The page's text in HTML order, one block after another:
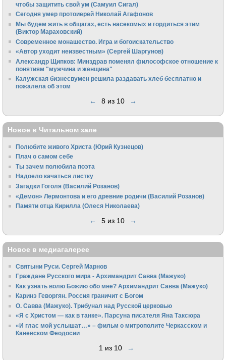
чтобы защитить свой ум (Самуил Сигал)
Сегодня умер протоиерей Николай Агафонов
Мы будем жить в общагах, есть насекомых и гордиться этим
(Виктор Мараховский)
Cовременное монашество. Игра и богоискательство
«Автор уходит неизвестным» (Сергей Шаргунов)
Александр Щипков: Минздрав поменял философское отношение к
понятиям "мужчина и женщина"
Калужская бизнесвумен решила раздавать хлеб бесплатно и
пожалела об этом
← 8 из 10 →
Новое в Читальном зале
Полюбите живого Христа (Юрий Кузнецов)
Плач о самом себе
Ты зачем полюбила поэта
Надоело качаться листку
Загадки Гоголя (Василий Розанов)
«Демон» Лермонтова и его древние родичи (Василий Розанов)
Памяти отца Кирилла (Олеся Николаева)
← 5 из 10 →
Новое в медиагалерее
Святыни Руси. Сергей Марнов
Граждане Русского мира - Архимандрит Савва (Мажуко)
Как узнать волю Божию обо мне? Архимандрит Савва (Мажуко)
Каринэ Геворгян. Россия граничит с Богом
О. Савва (Мажуко). Трибунал над Русской церковью
«Я с Христом — как в танке». Парсуна писателя Яна Таксюра
«И глас мой услышат…» – фильм о митрополите Черкасском и
Каневском Феодосии
1 из 10 →